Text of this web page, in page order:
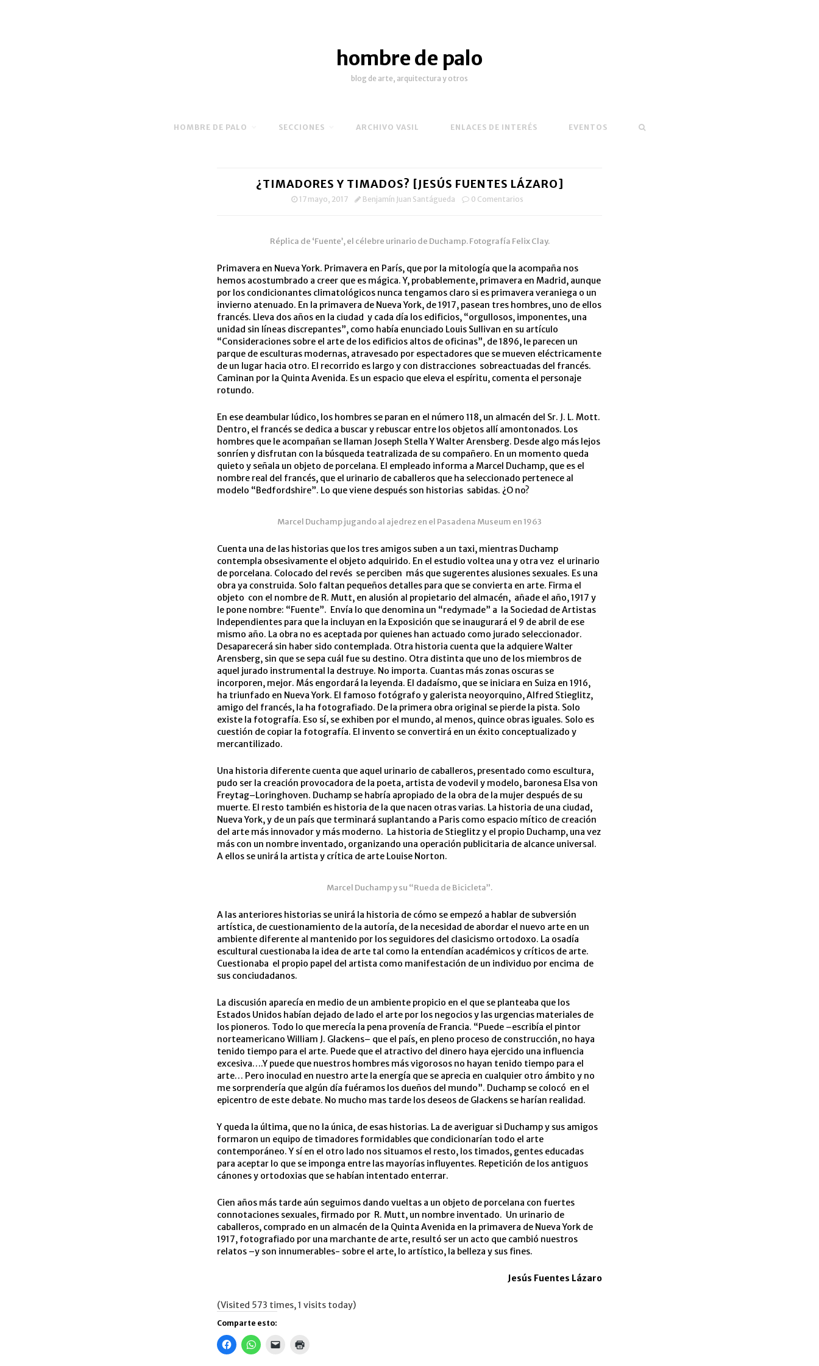
hombre de palo
blog de arte, arquitectura y otros
HOMBRE DE PALO SECCIONES ARCHIVO VASIL ENLACES DE INTERÉS EVENTOS
¿TIMADORES Y TIMADOS? [JESÚS FUENTES LÁZARO]
17 mayo, 2017 Benjamín Juan Santágueda 0 Comentarios
Réplica de ‘Fuente’, el célebre urinario de Duchamp. Fotografía Felix Clay.
Primavera en Nueva York. Primavera en París, que por la mitología que la acompaña nos
hemos acostumbrado a creer que es mágica. Y, probablemente, primavera en Madrid, aunque
por los condicionantes climatológicos nunca tengamos claro si es primavera veraniega o un
invierno atenuado. En la primavera de Nueva York, de 1917, pasean tres hombres, uno de ellos
francés. Lleva dos años en la ciudad y cada día los edificios, “orgullosos, imponentes, una
unidad sin líneas discrepantes”, como había enunciado Louis Sullivan en su artículo
“Consideraciones sobre el arte de los edificios altos de oficinas”, de 1896, le parecen un
parque de esculturas modernas, atravesado por espectadores que se mueven eléctricamente
de un lugar hacia otro. El recorrido es largo y con distracciones sobreactuadas del francés.
Caminan por la Quinta Avenida. Es un espacio que eleva el espíritu, comenta el personaje
rotundo.
En ese deambular lúdico, los hombres se paran en el número 118, un almacén del Sr. J. L. Mott.
Dentro, el francés se dedica a buscar y rebuscar entre los objetos allí amontonados. Los
hombres que le acompañan se llaman Joseph Stella Y Walter Arensberg. Desde algo más lejos
sonríen y disfrutan con la búsqueda teatralizada de su compañero. En un momento queda
quieto y señala un objeto de porcelana. El empleado informa a Marcel Duchamp, que es el
nombre real del francés, que el urinario de caballeros que ha seleccionado pertenece al
modelo “Bedfordshire”. Lo que viene después son historias sabidas. ¿O no?
Marcel Duchamp jugando al ajedrez en el Pasadena Museum en 1963
Cuenta una de las historias que los tres amigos suben a un taxi, mientras Duchamp
contempla obsesivamente el objeto adquirido. En el estudio voltea una y otra vez el urinario
de porcelana. Colocado del revés se perciben más que sugerentes alusiones sexuales. Es una
obra ya construida. Solo faltan pequeños detalles para que se convierta en arte. Firma el
objeto con el nombre de R. Mutt, en alusión al propietario del almacén, añade el año, 1917 y
le pone nombre: “Fuente”. Envía lo que denomina un “redymade” a la Sociedad de Artistas
Independientes para que la incluyan en la Exposición que se inaugurará el 9 de abril de ese
mismo año. La obra no es aceptada por quienes han actuado como jurado seleccionador.
Desaparecerá sin haber sido contemplada. Otra historia cuenta que la adquiere Walter
Arensberg, sin que se sepa cuál fue su destino. Otra distinta que uno de los miembros de
aquel jurado instrumental la destruye. No importa. Cuantas más zonas oscuras se
incorporen, mejor. Más engordará la leyenda. El dadaísmo, que se iniciara en Suiza en 1916,
ha triunfado en Nueva York. El famoso fotógrafo y galerista neoyorquino, Alfred Stieglitz,
amigo del francés, la ha fotografiado. De la primera obra original se pierde la pista. Solo
existe la fotografía. Eso sí, se exhiben por el mundo, al menos, quince obras iguales. Solo es
cuestión de copiar la fotografía. El invento se convertirá en un éxito conceptualizado y
mercantilizado.
Una historia diferente cuenta que aquel urinario de caballeros, presentado como escultura,
pudo ser la creación provocadora de la poeta, artista de vodevil y modelo, baronesa Elsa von
Freytag–Loringhoven. Duchamp se habría apropiado de la obra de la mujer después de su
muerte. El resto también es historia de la que nacen otras varias. La historia de una ciudad,
Nueva York, y de un país que terminará suplantando a Paris como espacio mítico de creación
del arte más innovador y más moderno. La historia de Stieglitz y el propio Duchamp, una vez
más con un nombre inventado, organizando una operación publicitaria de alcance universal.
A ellos se unirá la artista y crítica de arte Louise Norton.
Marcel Duchamp y su “Rueda de Bicicleta”.
A las anteriores historias se unirá la historia de cómo se empezó a hablar de subversión
artística, de cuestionamiento de la autoría, de la necesidad de abordar el nuevo arte en un
ambiente diferente al mantenido por los seguidores del clasicismo ortodoxo. La osadía
escultural cuestionaba la idea de arte tal como la entendían académicos y críticos de arte.
Cuestionaba el propio papel del artista como manifestación de un individuo por encima de
sus conciudadanos.
La discusión aparecía en medio de un ambiente propicio en el que se planteaba que los
Estados Unidos habían dejado de lado el arte por los negocios y las urgencias materiales de
los pioneros. Todo lo que merecía la pena provenía de Francia. “Puede –escribía el pintor
norteamericano William J. Glackens– que el país, en pleno proceso de construcción, no haya
tenido tiempo para el arte. Puede que el atractivo del dinero haya ejercido una influencia
excesiva….Y puede que nuestros hombres más vigorosos no hayan tenido tiempo para el
arte… Pero inoculad en nuestro arte la energía que se aprecia en cualquier otro ámbito y no
me sorprendería que algún día fuéramos los dueños del mundo”. Duchamp se colocó en el
epicentro de este debate. No mucho mas tarde los deseos de Glackens se harían realidad.
Y queda la última, que no la única, de esas historias. La de averiguar si Duchamp y sus amigos
formaron un equipo de timadores formidables que condicionarían todo el arte
contemporáneo. Y sí en el otro lado nos situamos el resto, los timados, gentes educadas
para aceptar lo que se imponga entre las mayorías influyentes. Repetición de los antiguos
cánones y ortodoxias que se habían intentado enterrar.
Cien años más tarde aún seguimos dando vueltas a un objeto de porcelana con fuertes
connotaciones sexuales, firmado por R. Mutt, un nombre inventado. Un urinario de
caballeros, comprado en un almacén de la Quinta Avenida en la primavera de Nueva York de
1917, fotografiado por una marchante de arte, resultó ser un acto que cambió nuestros
relatos –y son innumerables- sobre el arte, lo artístico, la belleza y sus fines.
Jesús Fuentes Lázaro
(Visited 573 times, 1 visits today)
Comparte esto:
Haz
clic
Haz
clic